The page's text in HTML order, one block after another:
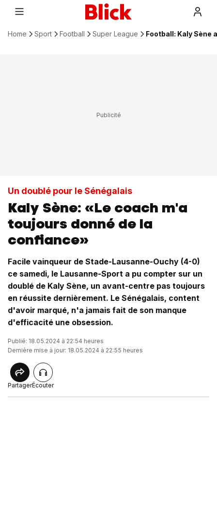
Home Sport Football Super League Football: Kaly Sène
Un doublé pour le Sénégalais
Kaly Sène: «Le coach m'a
toujours donné de la
confiance»
Facile vainqueur de Stade-Lausanne-Ouchy (4-0)
ce samedi, le Lausanne-Sport a pu compter sur un
doublé de Kaly Sène, un avant-centre pas toujours
en réussite dernièrement. Le Sénégalais, content
d'avoir marqué, n'a jamais fait de son manque
d'efficacité une obsession.
Publié: 18.05.2024 à 22:54 heures
Dernière mise à jour: 18.05.2024 à 22:55 heures
PartagerÉcouter